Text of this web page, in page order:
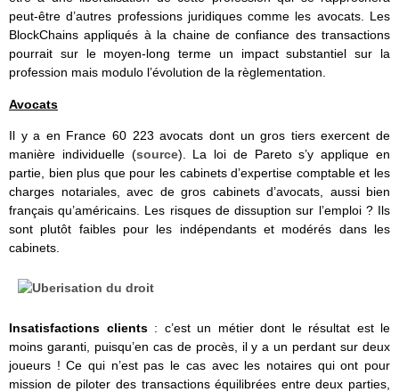
peut-être d’autres professions juridiques comme les avocats. Les
BlockChains appliqués à la chaine de confiance des transactions
pourrait sur le moyen-long terme un impact substantiel sur la
profession mais modulo l’évolution de la règlementation.
Avocats
Il y a en France 60 223 avocats dont un gros tiers exercent de
manière individuelle (source). La loi de Pareto s’y applique en
partie, bien plus que pour les cabinets d’expertise comptable et les
charges notariales, avec de gros cabinets d’avocats, aussi bien
français qu’américains. Les risques de dissuption sur l’emploi ? Ils
sont plutôt faibles pour les indépendants et modérés dans les
cabinets.
Insatisfactions clients : c’est un métier dont le résultat est le
moins garanti, puisqu’en cas de procès, il y a un perdant sur deux
joueurs ! Ce qui n’est pas le cas avec les notaires qui ont pour
mission de piloter des transactions équilibrées entre deux parties,